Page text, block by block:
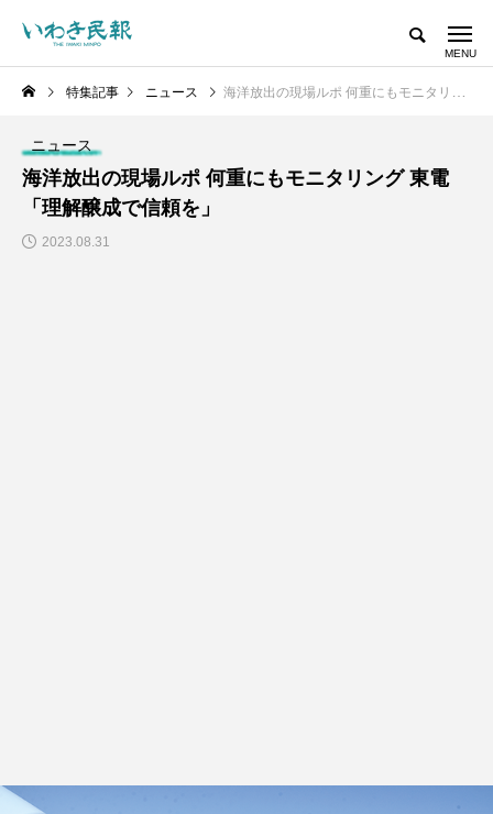
特集記事 ニュース 海洋放出の現場ルポ 何重にもモニタリング 東電「理解醸成で信頼を」
ニュース
海洋放出の現場ルポ 何重にもモニタリング 東電
「理解醸成で信頼を」
2023.08.31